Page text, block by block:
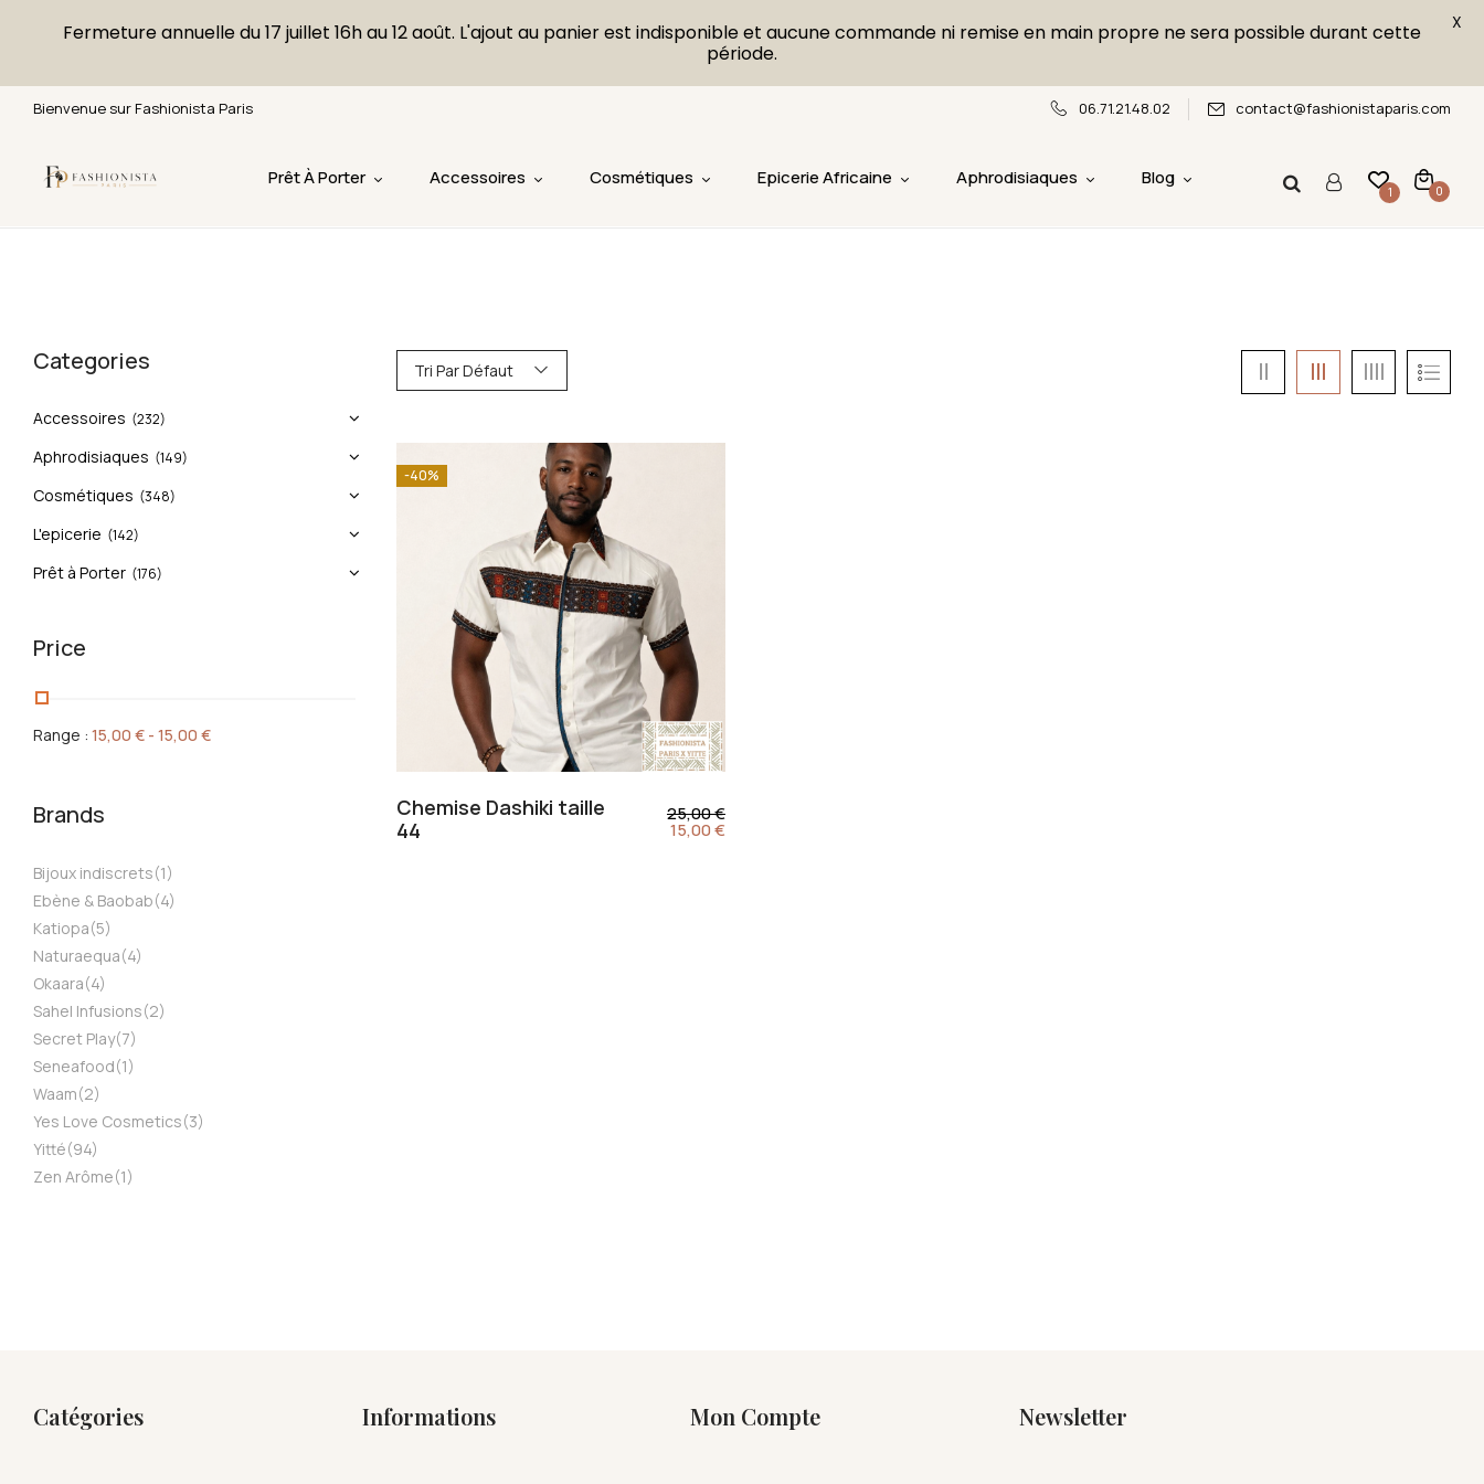
Bienvenue sur Fashionista Paris 06.71.21.48.02 contact@fashionistaparis.com
Prêt À Porter Accessoires Cosmétiques Epicerie Africaine Aphrodisiaques Blog
1 0
Categories
Accessoires (232)
Aphrodisiaques (149)
Cosmétiques (348)
L'epicerie (142)
Prêt à Porter (176)
Price
Range : 15,00 € - 15,00 €
Brands
Bijoux indiscrets(1)
Ebène & Baobab(4)
Katiopa(5)
Naturaequa(4)
Okaara(4)
Sahel Infusions(2)
Secret Play(7)
Seneafood(1)
Waam(2)
Yes Love Cosmetics(3)
Yitté(94)
Zen Arôme(1)
Tri Par Défaut
-40%
Chemise Dashiki taille
44
25,00€
15,00€
Catégories Informations Mon Compte Newsletter
Fermeture annuelle du 17 juillet 16h au 12 août. L'ajout au panier est indisponible et aucune commande ni remise en main propre ne sera possible durant cette
période.
X